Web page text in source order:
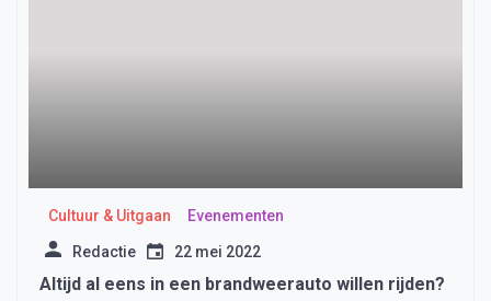
Cultuur & Uitgaan Evenementen
Redactie 22 mei 2022
Altijd al eens in een brandweerauto willen rijden?